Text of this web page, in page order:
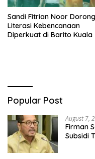
Sandi Fitrian Noor Dorong
Literasi Kebencanaan
Diperkuat di Barito Kuala
Popular Post
August 7,
Firman
Subsidi